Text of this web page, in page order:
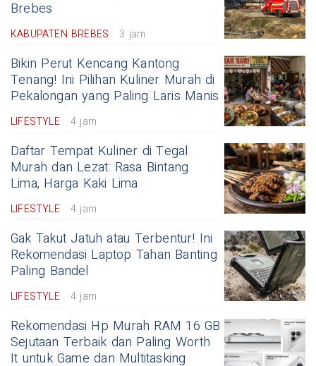
Brebes
KABUPATEN BREBES 3 jam
Bikin Perut Kencang Kantong
Tenang! Ini Pilihan Kuliner Murah di
Pekalongan yang Paling Laris Manis
LIFESTYLE 4 jam
Daftar Tempat Kuliner di Tegal
Murah dan Lezat: Rasa Bintang
Lima, Harga Kaki Lima
LIFESTYLE 4 jam
Gak Takut Jatuh atau Terbentur! Ini
Rekomendasi Laptop Tahan Banting
Paling Bandel
LIFESTYLE 4 jam
Rekomendasi Hp Murah RAM 16 GB
Sejutaan Terbaik dan Paling Worth
It untuk Game dan Multitasking